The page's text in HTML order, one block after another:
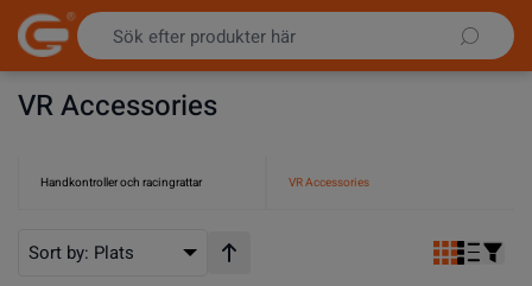
Hoppa till innehållet
VR Accessories
Handkontroller och racingrattar VR Accessories
Sort by: Plats Stigande ordning